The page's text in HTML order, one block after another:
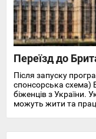
Переїзд до
Після запуску
спонсорська схема)
біженців з України.
можуть жити та